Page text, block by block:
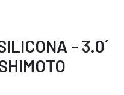
- 3.0´